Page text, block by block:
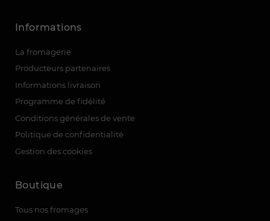
Informations
La fromagerie
Producteurs partenaires
Informations livraison
Programme de fidélité
Conditions générales de vente
Politique de confidentialité
Gestion des cookies
Boutique
Tous nos fromages